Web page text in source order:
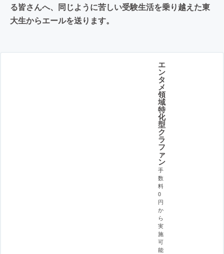
る皆さんへ、同じように苦しい受験生活を乗り越えた東
大生からエールを送ります。
エ
ン
タ
メ
領
域
特
化
型
ク
ラ
フ
ァ
ン
手
数
料
0
円
か
ら
実
施
可
能